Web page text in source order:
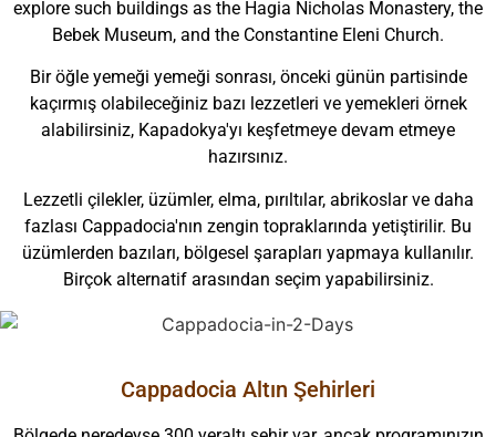
explore such buildings as the Hagia Nicholas Monastery, the
Bebek Museum, and the Constantine Eleni Church.
Bir öğle yemeği yemeği sonrası, önceki günün partisinde
kaçırmış olabileceğiniz bazı lezzetleri ve yemekleri örnek
alabilirsiniz, Kapadokya'yı keşfetmeye devam etmeye
hazırsınız.
Lezzetli çilekler, üzümler, elma, pırıltılar, abrikoslar ve daha
fazlası Cappadocia'nın zengin topraklarında yetiştirilir. Bu
üzümlerden bazıları, bölgesel şarapları yapmaya kullanılır.
Birçok alternatif arasından seçim yapabilirsiniz.
Cappadocia Altın Şehirleri